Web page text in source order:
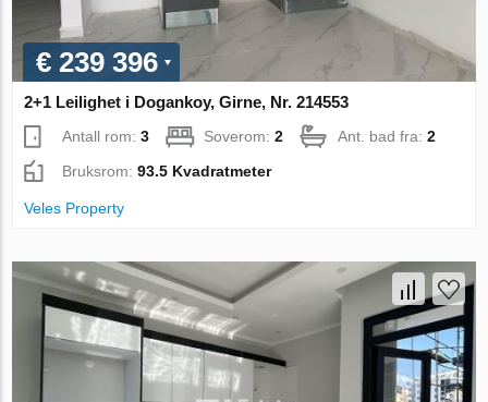
€ 239 396
2+1 Leilighet i Dogankoy, Girne, Nr. 214553
Antall rom:3 Soverom:2 Ant. bad fra:2
Bruksrom:93.5 Kvadratmeter
Veles Property